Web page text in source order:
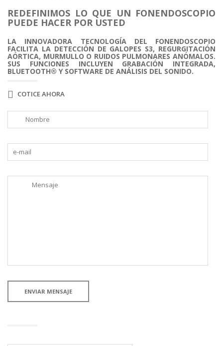
REDEFINIMOS LO QUE UN FONENDOSCOPIO
PUEDE HACER POR USTED
LA INNOVADORA TECNOLOGÍA DEL FONENDOSCOPIO
FACILITA LA DETECCIÓN DE GALOPES S3, REGURGITACIÓN
AÓRTICA, MURMULLO O RUIDOS PULMONARES ANÓMALOS.
SUS FUNCIONES INCLUYEN GRABACIÓN INTEGRADA,
BLUETOOTH® Y SOFTWARE DE ANÁLISIS DEL SONIDO.
COTICE AHORA